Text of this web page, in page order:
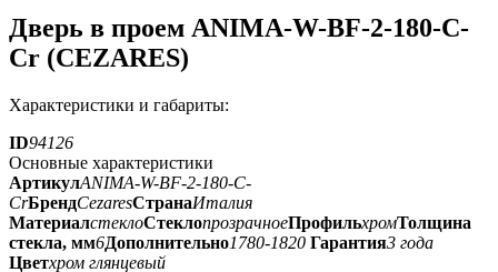
Дверь в проем ANIMA-W-BF-2-180-C-
Cr (CEZARES)
Характеристики и габариты:
ID94126
Основные характеристики
АртикулANIMA-W-BF-2-180-C-
CrБрендCezaresСтранаИталия
МатериалстеклоСтеклопрозрачноеПрофильхромТолщина
стекла, мм6Дополнительно1780-1820 Гарантия3 года
Цветхром глянцевый